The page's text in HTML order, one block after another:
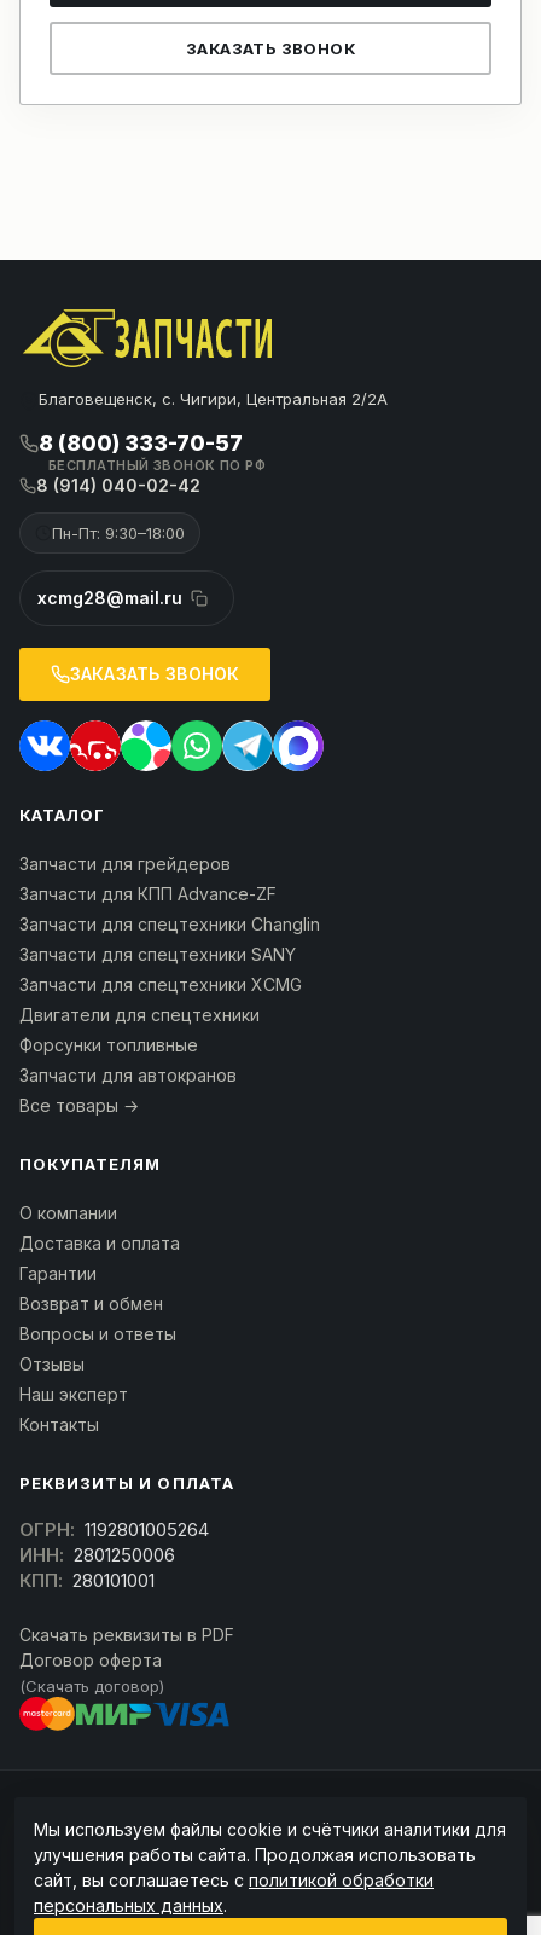
ЗАКАЗАТЬ ЗВОНОК
Благовещенск, с. Чигири, Центральная 2/2А
8 (800) 333-70-57
БЕСПЛАТНЫЙ ЗВОНОК ПО РФ
8 (914) 040-02-42
Пн-Пт: 9:30–18:00
xcmg28@mail.ru
ЗАКАЗАТЬ ЗВОНОК
КАТАЛОГ
Запчасти для грейдеров
Запчасти для КПП Advance-ZF
Запчасти для спецтехники Changlin
Запчасти для спецтехники SANY
Запчасти для спецтехники XCMG
Двигатели для спецтехники
Форсунки топливные
Запчасти для автокранов
Все товары →
ПОКУПАТЕЛЯМ
О компании
Доставка и оплата
Гарантии
Возврат и обмен
Вопросы и ответы
Отзывы
Наш эксперт
Контакты
РЕКВИЗИТЫ И ОПЛАТА
ОГРН: 1192801005264
ИНН: 2801250006
КПП: 280101001
Скачать реквизиты в PDF
Договор оферта
(Скачать договор)
ссылка на источник обязательна.
Информация на сайте не является публичной офертой (ст. 437 ГК РФ).
Политика конфиденциальности
Мы используем файлы cookie и счётчики аналитики для
улучшения работы сайта. Продолжая использовать
сайт, вы соглашаетесь с политикой обработки
персональных данных.